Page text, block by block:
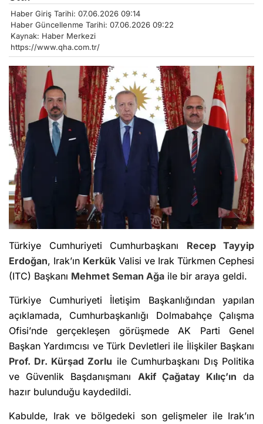
Haber Giriş Tarihi: 07.06.2026 09:14
Haber Güncellenme Tarihi: 07.06.2026 09:22
Kaynak: Haber Merkezi
https://www.qha.com.tr/
Türkiye Cumhuriyeti Cumhurbaşkanı Recep Tayyip
Erdoğan, Irak’ın Kerkük Valisi ve Irak Türkmen Cephesi
(ITC) Başkanı Mehmet Seman Ağa ile bir araya geldi.
Türkiye Cumhuriyeti İletişim Başkanlığından yapılan
açıklamada, Cumhurbaşkanlığı Dolmabahçe Çalışma
Ofisi’nde gerçekleşen görüşmede AK Parti Genel
Başkan Yardımcısı ve Türk Devletleri ile İlişkiler Başkanı
Prof. Dr. Kürşad Zorlu ile Cumhurbaşkanı Dış Politika
ve Güvenlik Başdanışmanı Akif Çağatay Kılıç’ın da
hazır bulunduğu kaydedildi.
Kabulde, Irak ve bölgedeki son gelişmeler ile Irak’ın